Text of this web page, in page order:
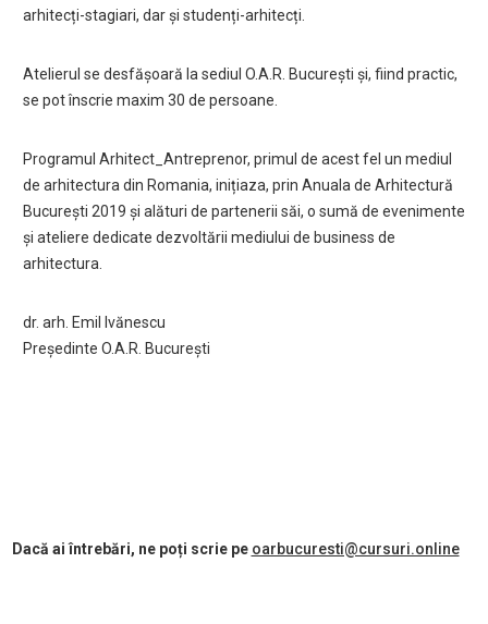
arhitecți-stagiari, dar și studenți-arhitecți.
Atelierul se desfășoară la sediul O.A.R. București și, fiind practic,
se pot înscrie maxim 30 de persoane.
Programul Arhitect_Antreprenor, primul de acest fel un mediul
de arhitectura din Romania, inițiaza, prin Anuala de Arhitectură
București 2019 și alături de partenerii săi, o sumă de evenimente
și ateliere dedicate dezvoltării mediului de business de
arhitectura.
dr. arh. Emil Ivănescu
Președinte O.A.R. București
Dacă ai întrebări, ne poți scrie pe oarbucuresti@cursuri.online